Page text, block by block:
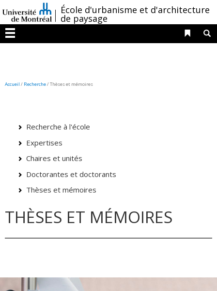
au
contenu
/École d'urbanisme et d'architecture
de paysage
Menu
Liens
Accueil / Recherche/Thèses et mémoires
Recherche à l'école
Expertises
Chaires et unités
Doctorantes et doctorants
Thèses et mémoires
THÈSES ET MÉMOIRES